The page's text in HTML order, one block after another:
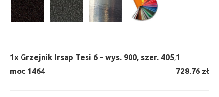
1x Grzejnik Irsap Tesi 6 - wys. 900, szer. 405,
moc 1464
1
728.76 zł